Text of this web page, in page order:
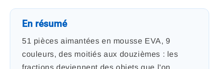
En résumé
51 pièces aimantées en mousse EVA, 9
couleurs, des moitiés aux douzièmes : les
fractions deviennent des objets que l'on